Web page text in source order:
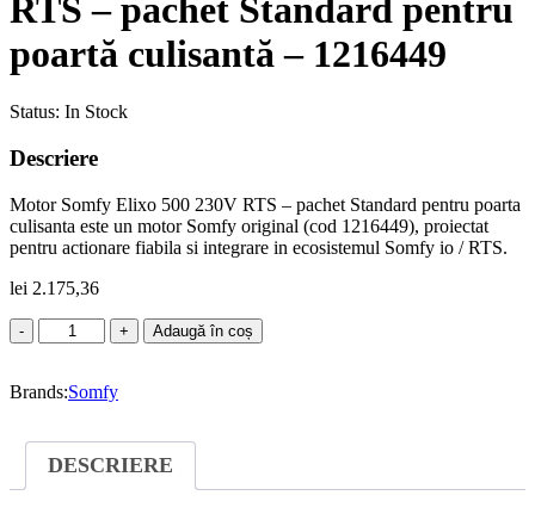
RTS – pachet Standard pentru
poartă culisantă – 1216449
Status: In Stock
Descriere
Motor Somfy Elixo 500 230V RTS – pachet Standard pentru poarta
culisanta este un motor Somfy original (cod 1216449), proiectat
pentru actionare fiabila si integrare in ecosistemul Somfy io / RTS.
lei 2.175,36
Cantitate
Motor
Elixo
RTS
Adaugă în coș
Brands:Somfy
DESCRIERE